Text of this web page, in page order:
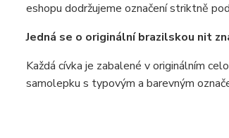
eshopu dodržujeme označení striktně
Jedná se o originální brazilskou nit
Každá cívka je zabalené v originálním
samolepku s typovým a barevným